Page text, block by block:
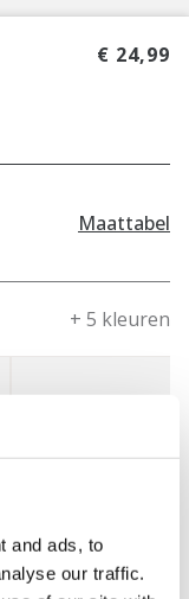
and ads, to
our traffic.
€ 24,99
Maattabel
+ 5 kleuren